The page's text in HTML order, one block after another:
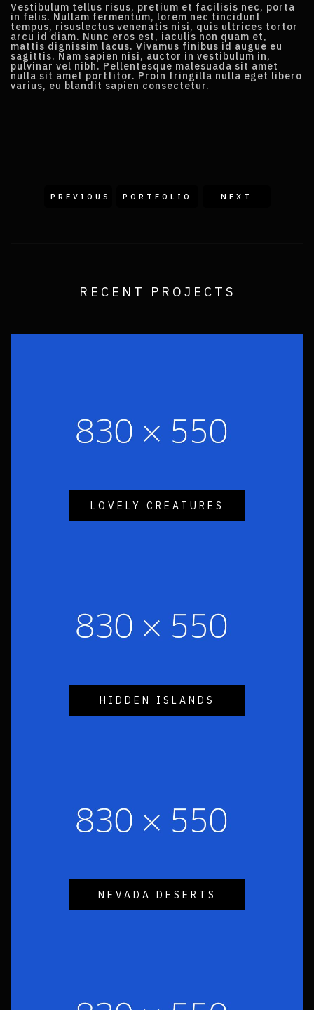
Vestibulum tellus risus, pretium et facilisis nec, porta
in felis. Nullam fermentum, lorem nec tincidunt
tempus, risuslectus venenatis nisi, quis ultrices tortor
arcu id diam. Nunc eros est, iaculis non quam et,
mattis dignissim lacus. Vivamus finibus id augue eu
sagittis. Nam sapien nisi, auctor in vestibulum in,
pulvinar vel nibh. Pellentesque malesuada sit amet
nulla sit amet porttitor. Proin fringilla nulla eget libero
varius, eu blandit sapien consectetur.
PREVIOUS PORTFOLIO NEXT
RECENT PROJECTS
LOVELY CREATURES
HIDDEN ISLANDS
NEVADA DESERTS